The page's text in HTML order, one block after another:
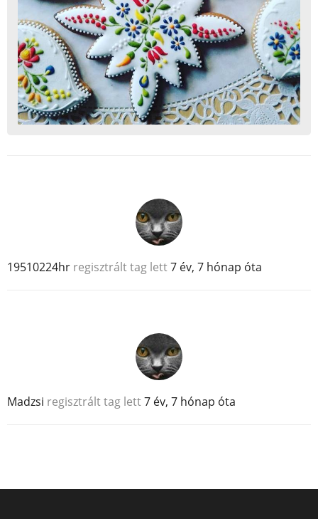
19510224hr regisztrált tag lett7 év, 7 hónap óta
Madzsi regisztrált tag lett7 év, 7 hónap óta